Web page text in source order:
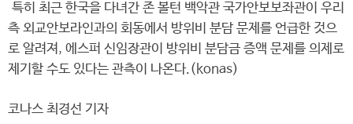
특히 최근 한국을 다녀간 존 볼턴 백악관 국가안보보좌관이 우리
측 외교안보라인과의 회동에서 방위비 분담 문제를 언급한 것으
로 알려져, 에스퍼 신임장관이 방위비 분담금 증액 문제를 의제로
제기할 수도 있다는 관측이 나온다.(konas)
코나스 최경선 기자